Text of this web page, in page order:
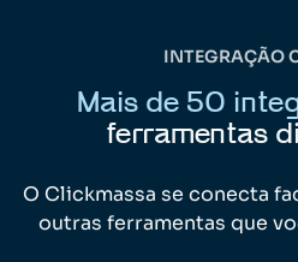
INTEGRAÇÃO
Mais de 50
ferramentas
O Clickmassa se conecta
outras ferramentas que